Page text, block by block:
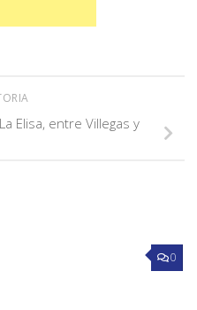
Elisa, entre Villegas y
0